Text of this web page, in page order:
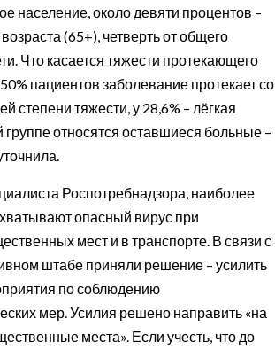
население, около девяти процентов –
(65+), четверть от общего
Что касается тяжести протекающего
пациентов заболевание протекает со
степени тяжести, у 28,6% – лёгкая
группе относятся оставшиеся больные –
Роспотребнадзора, наиболее
опасный вирус при
мест и в транспорте. В связи с
штабе приняли решение – усилить
по соблюдению
мер. Усилия решено направить «на
места». Если учесть, что до